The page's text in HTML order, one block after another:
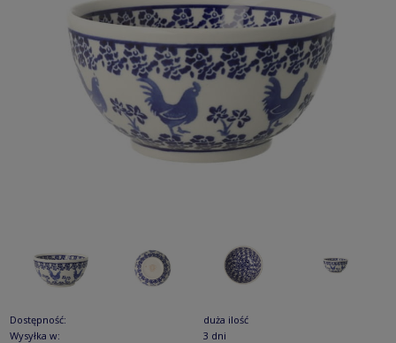
Dostępność:
duża ilość
Wysyłka w:
3 dni